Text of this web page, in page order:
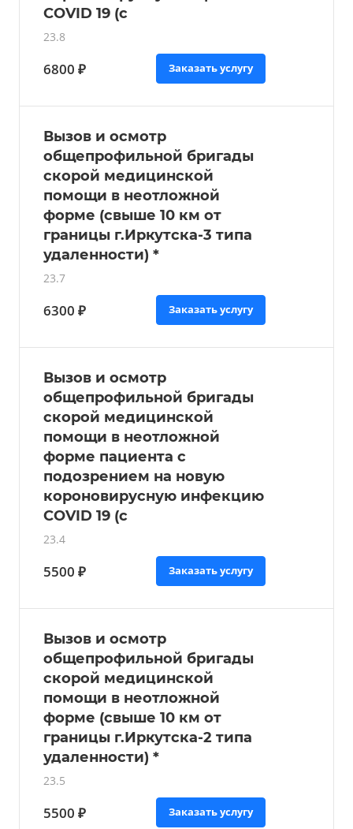
COVID 19 (с
23.8
6800 ₽ Заказать услугу
Вызов и осмотр
общепрофильной бригады
скорой медицинской
помощи в неотложной
форме (свыше 10 км от
границы г.Иркутска-3 типа
удаленности) *
23.7
6300 ₽ Заказать услугу
Вызов и осмотр
общепрофильной бригады
скорой медицинской
помощи в неотложной
форме пациента с
подозрением на новую
короновирусную инфекцию
COVID 19 (с
23.4
5500 ₽ Заказать услугу
Вызов и осмотр
общепрофильной бригады
скорой медицинской
помощи в неотложной
форме (свыше 10 км от
границы г.Иркутска-2 типа
удаленности) *
23.5
5500 ₽ Заказать услугу